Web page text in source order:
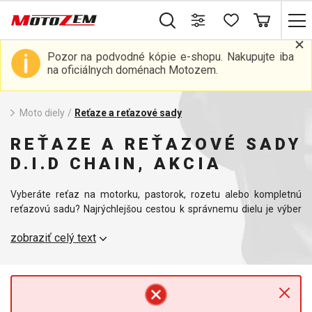
Pozor na podvodné kópie e-shopu. Nakupujte iba
na oficiálnych doménach Motozem.
Moto diely / Reťaze a reťazové sady
REŤAZE A REŤAZOVÉ SADY
D.I.D CHAIN, AKCIA
Vyberáte reťaz na motorku, pastorok, rozetu alebo kompletnú
reťazovú sadu? Najrýchlejšou cestou k správnemu dielu je výber
Modelový filter zúži ponuku na kompatibilné produkty, takže
zobraziť celý text